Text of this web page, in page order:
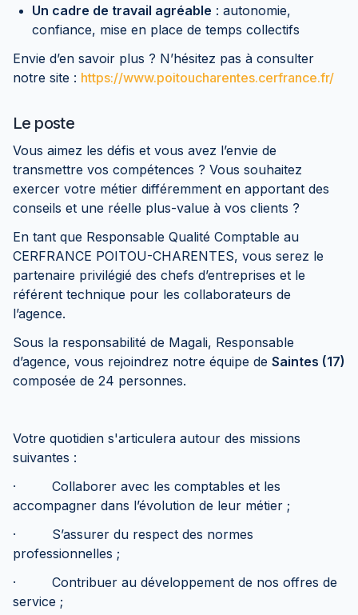
Un cadre de travail agréable : autonomie,
confiance, mise en place de temps collectifs
Envie d’en savoir plus ? N’hésitez pas à consulter
notre site : https://www.poitoucharentes.cerfrance.fr/
Le poste
Vous aimez les défis et vous avez l’envie de
transmettre vos compétences ? Vous souhaitez
exercer votre métier différemment en apportant des
conseils et une réelle plus-value à vos clients ?
En tant que Responsable Qualité Comptable au
CERFRANCE POITOU-CHARENTES, vous serez le
partenaire privilégié des chefs d’entreprises et le
référent technique pour les collaborateurs de
l’agence.
Sous la responsabilité de Magali, Responsable
d’agence, vous rejoindrez notre équipe de Saintes (17)
composée de 24 personnes.
Votre quotidien s'articulera autour des missions
suivantes :
· Collaborer avec les comptables et les
accompagner dans l’évolution de leur métier ;
· S’assurer du respect des normes
professionnelles ;
· Contribuer au développement de nos offres de
service ;